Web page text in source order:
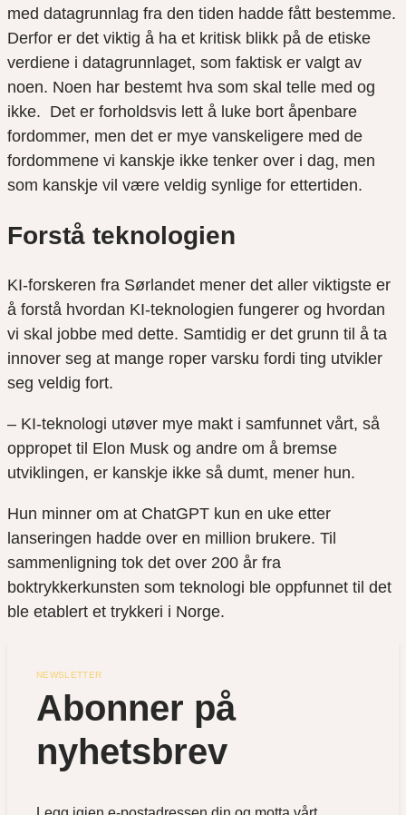
med datagrunnlag fra den tiden hadde fått bestemme.
Derfor er det viktig å ha et kritisk blikk på de etiske
verdiene i datagrunnlaget, som faktisk er valgt av
noen. Noen har bestemt hva som skal telle med og
ikke. Det er forholdsvis lett å luke bort åpenbare
fordommer, men det er mye vanskeligere med de
fordommene vi kanskje ikke tenker over i dag, men
som kanskje vil være veldig synlige for ettertiden.
Forstå teknologien
KI-forskeren fra Sørlandet mener det aller viktigste er
å forstå hvordan KI-teknologien fungerer og hvordan
vi skal jobbe med dette. Samtidig er det grunn til å ta
innover seg at mange roper varsku fordi ting utvikler
seg veldig fort.
– KI-teknologi utøver mye makt i samfunnet vårt, så
oppropet til Elon Musk og andre om å bremse
utviklingen, er kanskje ikke så dumt, mener hun.
Hun minner om at ChatGPT kun en uke etter
lanseringen hadde over en million brukere. Til
sammenligning tok det over 200 år fra
boktrykkerkunsten som teknologi ble oppfunnet til det
ble etablert et trykkeri i Norge.
NEWSLETTER
Abonner på
nyhetsbrev